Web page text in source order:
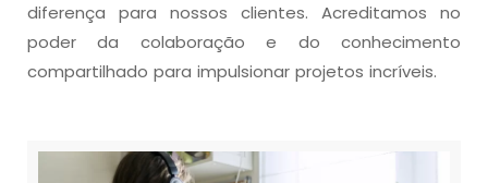
diferença para nossos clientes. Acreditamos no
poder da colaboração e do conhecimento
compartilhado para impulsionar projetos incríveis.